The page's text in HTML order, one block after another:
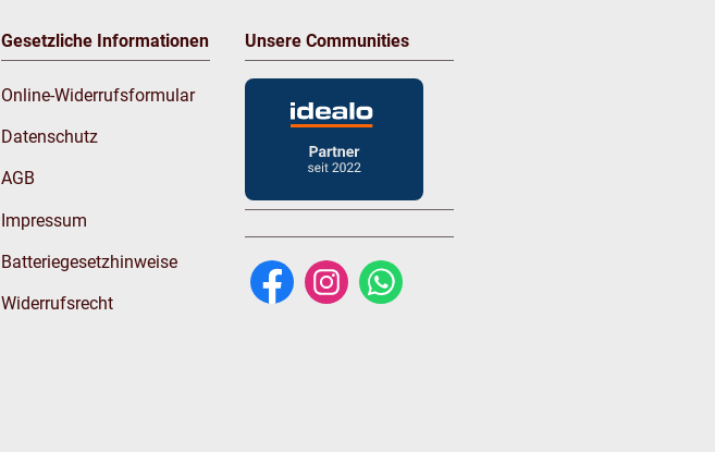
Gesetzliche Informationen
Online-Widerrufsformular
Datenschutz
AGB
Impressum
Batteriegesetzhinweise
Widerrufsrecht
Unsere Communities